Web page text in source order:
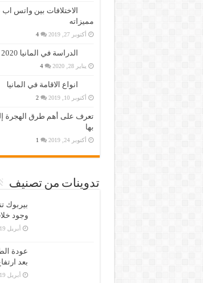
الاختلافات بين واتس
مميزاته
أكتوبر 27, 2019 4
الدراسة في المانيا 2020 واهم التفاصيل عنها
يناير 28, 2020 4
انواع الاقامة في المانيا
أكتوبر 10, 2019 2
تعرف على أهم طرق الهجرة إلى
بها
أكتوبر 24, 2019 1
تدوينات من تصنيف
بيربوك
وجود
أبريل 19, 2024
عودة
بعد
أبريل 19, 2024